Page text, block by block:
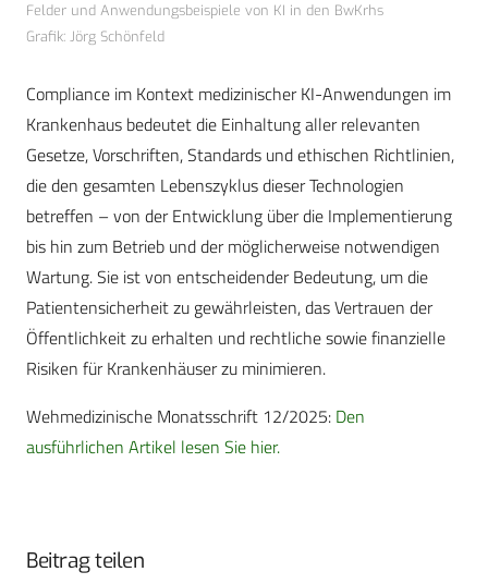
Felder und Anwendungsbeispiele von KI in den BwKrhs
Grafik: Jörg Schönfeld
Compliance im Kontext medizinischer KI-Anwendungen im
Krankenhaus bedeutet die Einhaltung aller relevanten
Gesetze, Vorschriften, Standards und ethischen Richtlinien,
die den gesamten Lebenszyklus dieser Technologien
betreffen – von der Entwicklung über die Implementierung
bis hin zum Betrieb und der möglicherweise notwendigen
Wartung. Sie ist von entscheidender Bedeutung, um die
Patientensicherheit zu gewährleisten, das Vertrauen der
Öffentlichkeit zu erhalten und rechtliche sowie finanzielle
Risiken für Krankenhäuser zu minimieren.
Wehmedizinische Monatsschrift 12/2025: Den
ausführlichen Artikel lesen Sie hier.
Beitrag teilen